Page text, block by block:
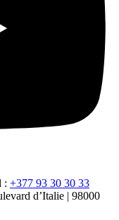
+377 93 30 30 33
d’Italie | 98000